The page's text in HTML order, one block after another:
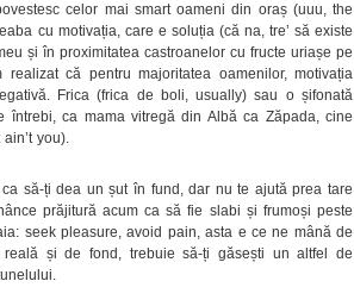
celor mai smart oameni din oraș (uuu, the
cu motivația, care e soluția (că na, tre’ să existe
și în proximitatea castroanelor cu fructe uriașe pe
că pentru majoritatea oamenilor, motivația
Frica (frica de boli, usually) sau o șifonată
ca mama vitregă din Albă ca Zăpada, cine
you).
să-ți dea un șut în fund, dar nu te ajută prea tare
prăjitură acum ca să fie slabi și frumoși peste
seek pleasure, avoid pain, asta e ce ne mână de
și de fond, trebuie să-ți găsești un altfel de